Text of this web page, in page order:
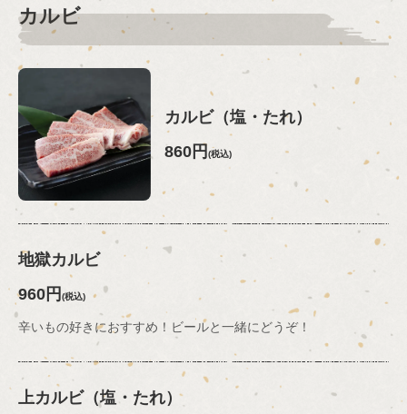
カルビ
カルビ（塩・たれ）
860円(税込)
地獄カルビ
960円 (税込)
辛いもの好きにおすすめ！ビールと一緒にどうぞ！
上カルビ（塩・たれ）